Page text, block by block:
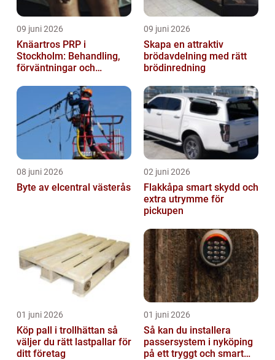
09 juni 2026
Knäartros PRP i
Stockholm: Behandling,
förväntningar och
09 juni 2026
Skapa en attraktiv
brödavdelning med rätt
brödinredning
08 juni 2026
Byte av elcentral västerås
02 juni 2026
Flakkåpa smart skydd och
extra utrymme för
pickupen
01 juni 2026
Köp pall i trollhättan så
väljer du rätt lastpallar för
ditt företag
01 juni 2026
Så kan du installera
passersystem i nyköping
på ett tryggt och smart